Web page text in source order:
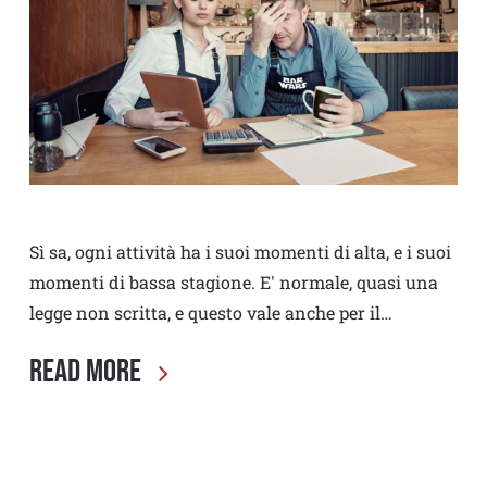
Sì sa, ogni attività ha i suoi momenti di alta, e i suoi
momenti di bassa stagione. E' normale, quasi una
legge non scritta, e questo vale anche per il…
Read More